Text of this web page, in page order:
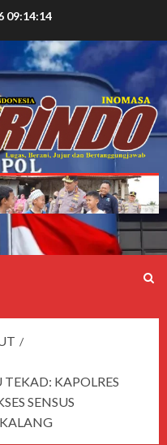
09:14:15
TEKAD: KAPOLRES
SENSUS